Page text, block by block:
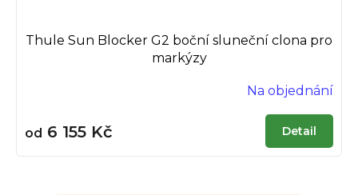
Thule Sun Blocker G2 boční sluneční clona pro
markýzy
Na objednání
od 6 155 Kč Detail